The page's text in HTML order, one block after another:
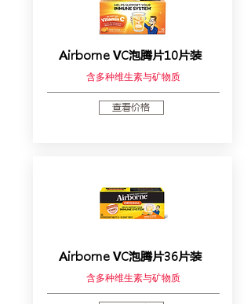
Airborne VC泡腾片10片装
含多种维生素与矿物质
查看价格
Airborne VC泡腾片36片装
含多种维生素与矿物质